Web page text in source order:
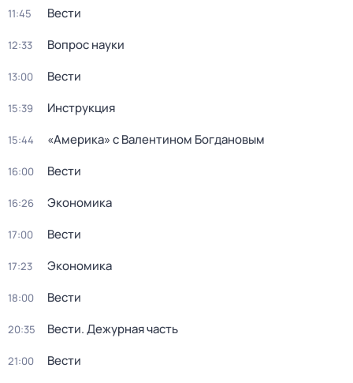
11:45 Вести
12:33 Вопрос науки
13:00 Вести
15:39 Инструкция
15:44 «Америка» с Валентином Богдановым
16:00 Вести
16:26 Экономика
17:00 Вести
17:23 Экономика
18:00 Вести
20:35 Вести. Дежурная часть
21:00 Вести